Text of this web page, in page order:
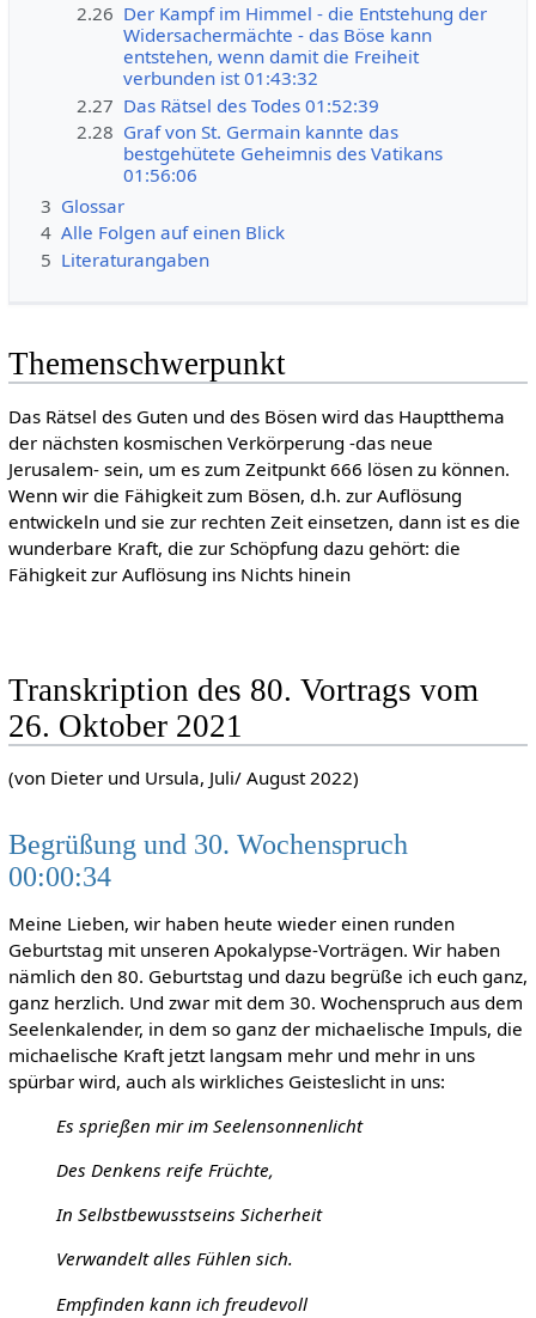
2.26 Der Kampf im Himmel - die Entstehung der
Widersachermächte - das Böse kann
entstehen, wenn damit die Freiheit
verbunden ist 01:43:32
2.27 Das Rätsel des Todes 01:52:39
2.28 Graf von St. Germain kannte das
bestgehütete Geheimnis des Vatikans
01:56:06
3 Glossar
4 Alle Folgen auf einen Blick
5 Literaturangaben
Themenschwerpunkt
Das Rätsel des Guten und des Bösen wird das Hauptthema
der nächsten kosmischen Verkörperung -das neue
Jerusalem- sein, um es zum Zeitpunkt 666 lösen zu können.
Wenn wir die Fähigkeit zum Bösen, d.h. zur Auflösung
entwickeln und sie zur rechten Zeit einsetzen, dann ist es die
wunderbare Kraft, die zur Schöpfung dazu gehört: die
Fähigkeit zur Auflösung ins Nichts hinein
Transkription des 80. Vortrags vom
26. Oktober 2021
(von Dieter und Ursula, Juli/ August 2022)
Begrüßung und 30. Wochenspruch
00:00:34
Meine Lieben, wir haben heute wieder einen runden
Geburtstag mit unseren Apokalypse-Vorträgen. Wir haben
nämlich den 80. Geburtstag und dazu begrüße ich euch ganz,
ganz herzlich. Und zwar mit dem 30. Wochenspruch aus dem
Seelenkalender, in dem so ganz der michaelische Impuls, die
michaelische Kraft jetzt langsam mehr und mehr in uns
spürbar wird, auch als wirkliches Geisteslicht in uns:
Es sprießen mir im Seelensonnenlicht
Des Denkens reife Früchte,
In Selbstbewusstseins Sicherheit
Verwandelt alles Fühlen sich.
Empfinden kann ich freudevoll